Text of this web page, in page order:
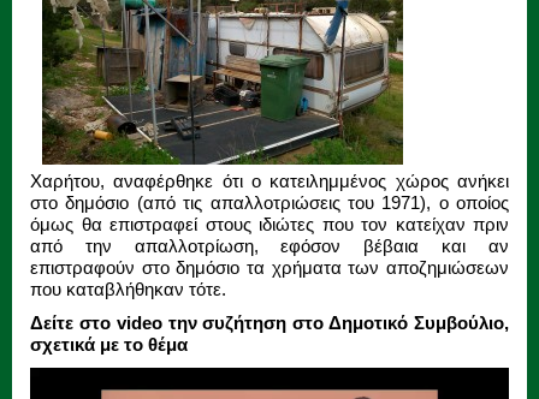
Χαρήτου, αναφέρθηκε ότι ο κατειλημμένος χώρος ανήκει
στο δημόσιο (από τις απαλλοτριώσεις του 1971), ο οποίος
όμως θα επιστραφεί στους ιδιώτες που τον κατείχαν πριν
από την απαλλοτρίωση, εφόσον βέβαια και αν
επιστραφούν στο δημόσιο τα χρήματα των αποζημιώσεων
που καταβλήθηκαν τότε.
Δείτε στο video την συζήτηση στο Δημοτικό Συμβούλιο,
σχετικά με το θέμα